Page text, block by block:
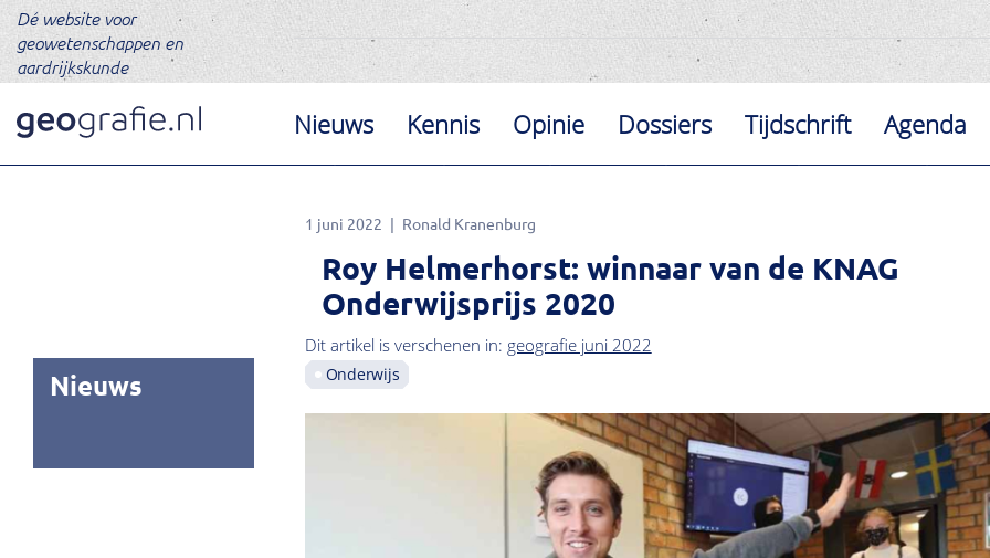
Dé website voor
geowetenschappen en
aardrijkskunde
Nieuws Kennis Opinie Dossiers Tijdschrift Agenda
1 juni 2022 Ronald Kranenburg
Roy Helmerhorst: winnaar van de KNAG
Onderwijsprijs 2020
Dit artikel is verschenen in: geografie juni 2022
Onderwijs
Nieuws